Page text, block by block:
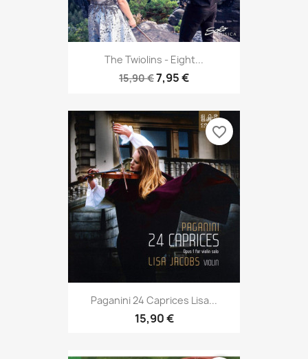
The Twiolins - Eight...
15,90 €7,95 €
Paganini 24 Caprices Lisa...
15,90 €
favorite_border